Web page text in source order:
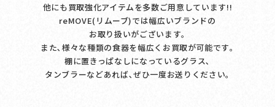
他にも買取強化アイテムを多数ご用意しています!!
reMOVE(リムーブ)では幅広いブランドの
お取り扱いがございます｡
また､様々な種類の食器を幅広くお買取が可能です｡
棚に置きっぱなしになっているグラス､
タンブラーなどあれば､ぜひ一度お送りください｡